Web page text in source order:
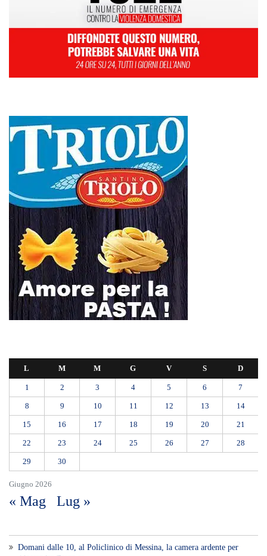
Giugno 2026
L M M G V S D
1 2 3 4 5 6 7
8 9 10 11 12 13 14
15 16 17 18 19 20 21
22 23 24 25 26 27 28
29 30
« Mag Lug »
Domani dalle 10, al Policlinico di Messina, la camera ardente per